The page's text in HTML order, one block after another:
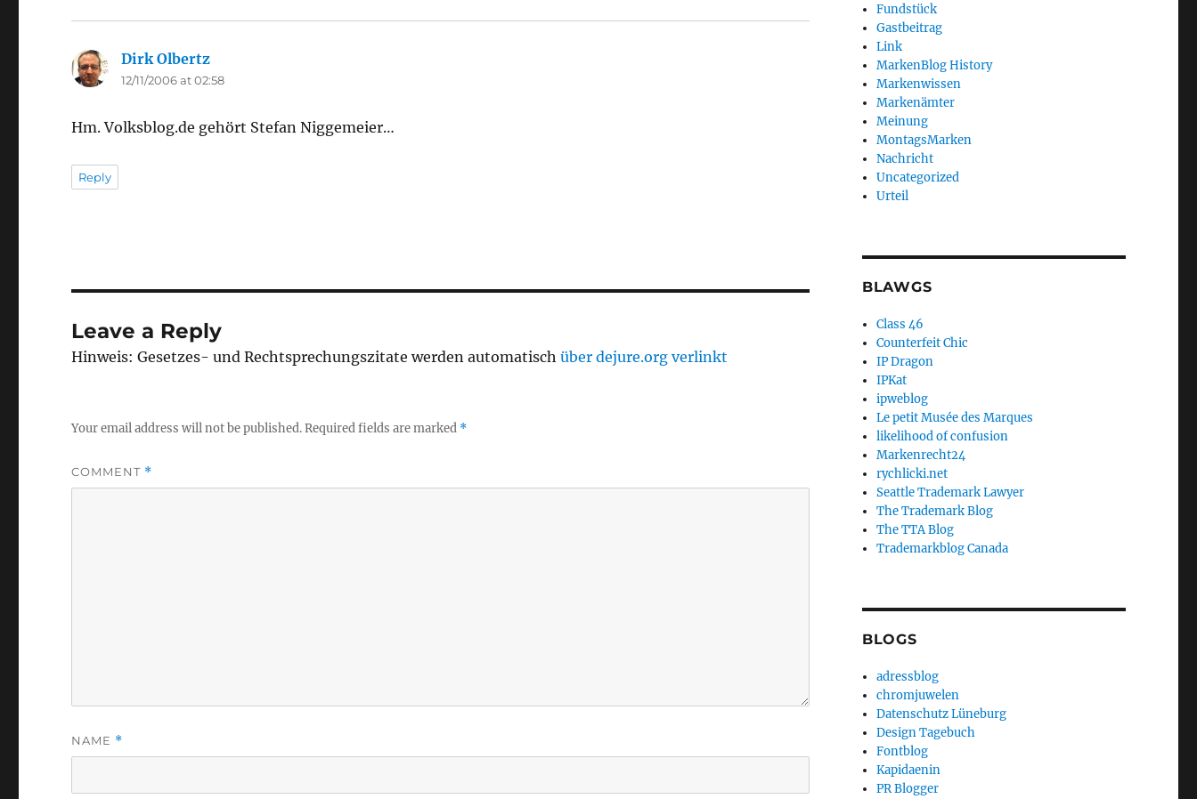
Dirk Olbertz
12/11/2006 at 02:58
Hm. Volksblog.de gehört Stefan Niggemeier…
Reply
Leave a Reply
Hinweis: Gesetzes- und Rechtsprechungszitate werden automatischüber dejure.org verlinkt
Your email address will not be published.Required fields are marked *
COMMENT *
NAME *
Fundstück
Gastbeitrag
Link
MarkenBlog History
Markenwissen
Markenämter
Meinung
MontagsMarken
Nachricht
Uncategorized
Urteil
BLAWGS
Class 46
Counterfeit Chic
IP Dragon
IPKat
ipweblog
Le petit Musée des Marques
likelihood of confusion
Markenrecht24
rychlicki.net
Seattle Trademark Lawyer
The Trademark Blog
The TTA Blog
Trademarkblog Canada
BLOGS
adressblog
chromjuwelen
Datenschutz Lüneburg
Design Tagebuch
Fontblog
Kapidaenin
PR Blogger